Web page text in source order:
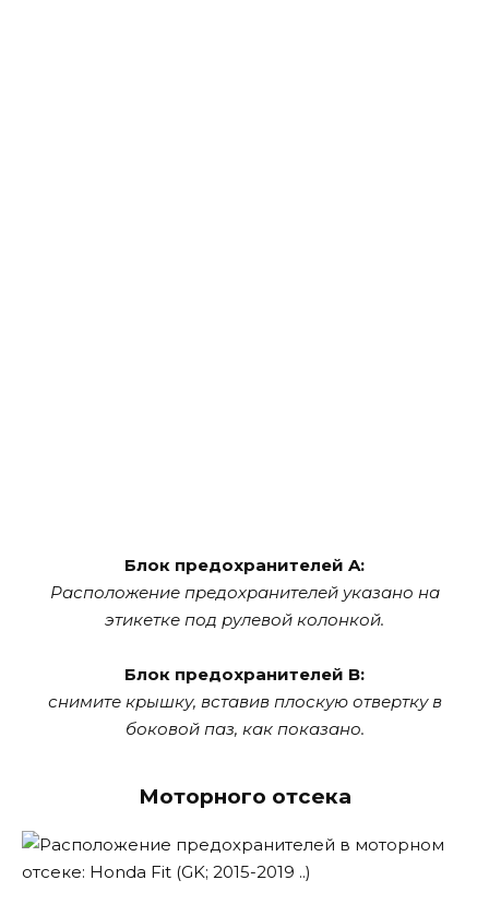
Блок предохранителей A:
Расположение предохранителей указано на
этикетке под рулевой колонкой.
Блок предохранителей B:
снимите крышку, вставив плоскую отвертку в
боковой паз, как показано.
Моторного отсека